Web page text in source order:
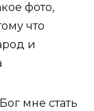
фото,
что
и
мне стать